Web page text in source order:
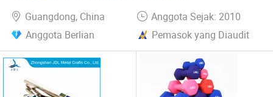
Guangdong, China
Anggota Sejak: 2010
Anggota Berlian
Pemasok yang Diaudit